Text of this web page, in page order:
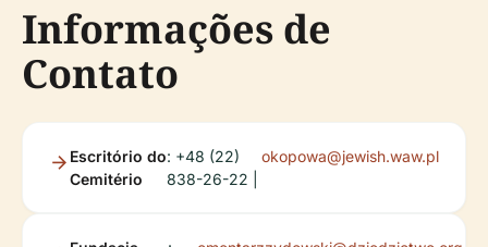
Informações de
Contato
Escritório do
Cemitério
: +48 (22)
838-26-22 |
okopowa@jewish.waw.pl